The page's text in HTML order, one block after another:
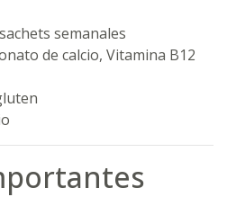
semanales
de calcio, Vitamina B12